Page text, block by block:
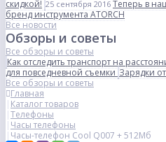
скидкой! 25 сентября 2016 Теперь в
бренд инструмента ATORCH
Все новости
Обзоры и советы
Все обзоры и советы
Как отследить транспорт на
для повседневной съемкиЗарядки
Все обзоры и советы
Главная
Каталог товаров
Телефоны
Часы телефоны
Часы-телефон Cool Q007 + 512Мб